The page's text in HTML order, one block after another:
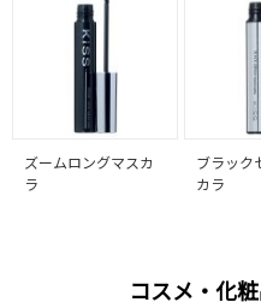
ズームロングマスカ
ラ
ブラック
カラ
コスメ・化